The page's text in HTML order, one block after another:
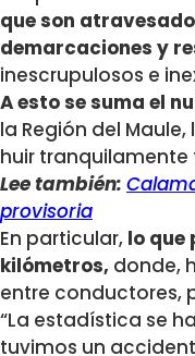
que son
demarcaciones y
inescrupulosos e
A esto se suma el
la Región del
huir
Lee también:
provisoria
En particular, lo que
kilómetros, donde,
entre conductores,
“La estadística se
tuvimos un